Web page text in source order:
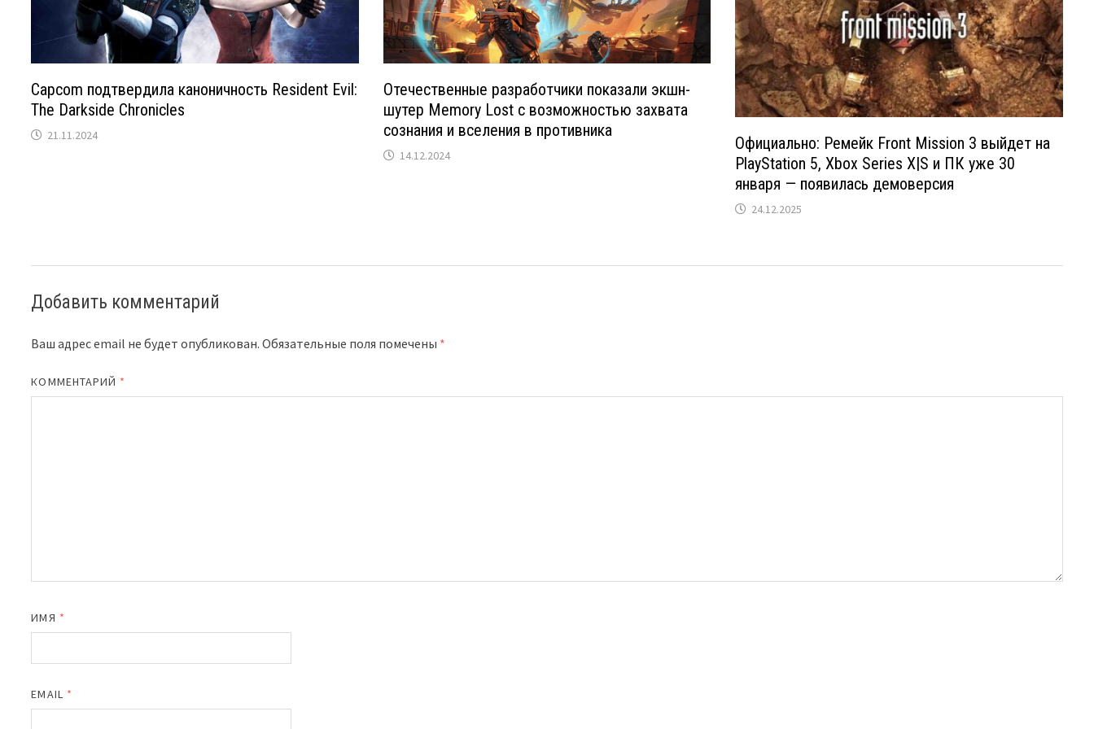
Capcom подтвердила каноничность Resident Evil:
The Darkside Chronicles
21.11.2024
Отечественные разработчики показали экшн-
шутер Memory Lost с возможностью захвата
сознания и вселения в противника
14.12.2024
Официально: Ремейк Front Mission 3 выйдет на
PlayStation 5, Xbox Series X|S и ПК уже 30
января — появилась демоверсия
24.12.2025
Добавить комментарий
Ваш адрес email не будет опубликован. Обязательные поля помечены *
КОММЕНТАРИЙ *
ИМЯ *
EMAIL *